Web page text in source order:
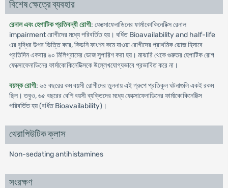
বিশেষ ক্ষেত্রে ব্যবহার
রেনাল এবং হেপাটিক প্রতিবন্ধী রোগী: ফেক্সোফেনাডিনের ফার্মাকোকিনেটিক্স রেনাল
impairment রোগীদের মধ্যে পরিবর্তিত হয়। বর্ধিত Bioavailability and half-life
এর বৃদ্ধির উপর ভিত্তি করে, কিডনি ফাংশন কমে যাওয়া রোগীদের প্রাথমিক ডোজ হিসাবে
প্রতিদিন একবার ৬০ মিলিগ্রামের ডোজ সুপারিশ করা হয়। মাঝারি থেকে গুরুতর হেপাটিক রোগ
ফেক্সোফেনাডিনের ফার্মাকোকিনেটিক্সকে উল্লেখযোগ্যভাবে প্রভাবিত করে না।
বয়স্ক রোগী: ৬৫ বছরের কম বয়সী রোগীদের তুলনায় এই গ্রুপে প্রতিকূল ঘটনাগুলি একই রকম
ছিল। তবুও, ৬৫ বছরের বেশি বয়সী ব্যক্তিদের মধ্যে ফেক্সোফেনাডিনের ফার্মাকোকিনেটিক্স
পরিবর্তিত হয় (বর্ধিত Bioavailability)।
থেরাপিউটিক ক্লাস
Non-sedating antihistamines
সংরক্ষণ